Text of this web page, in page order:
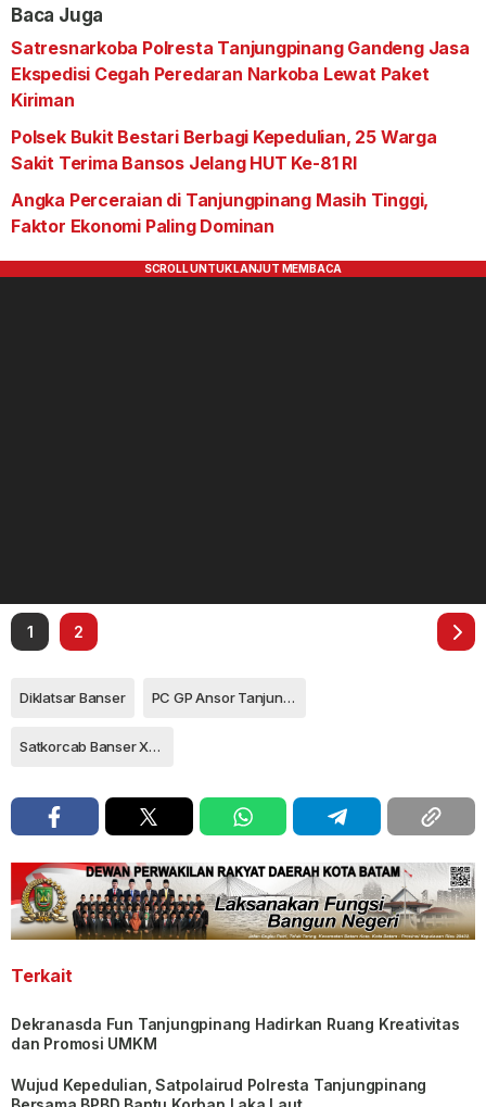
Baca Juga
Satresnarkoba Polresta Tanjungpinang Gandeng Jasa
Ekspedisi Cegah Peredaran Narkoba Lewat Paket
Kiriman
Polsek Bukit Bestari Berbagi Kepedulian, 25 Warga
Sakit Terima Bansos Jelang HUT Ke-81 RI
Angka Perceraian di Tanjungpinang Masih Tinggi,
Faktor Ekonomi Paling Dominan
1 2
Diklatsar Banser PC GP Ansor Tanjungpinang
Satkorcab Banser XXXI-01 Tanjungpinang
Terkait
Dekranasda Fun Tanjungpinang Hadirkan Ruang Kreativitas
dan Promosi UMKM
Wujud Kepedulian, Satpolairud Polresta Tanjungpinang